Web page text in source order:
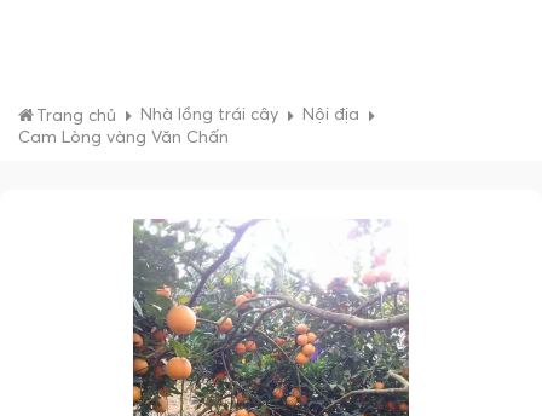
Trang chủ Nhà lồng trái cây
Nội địa
Cam Lòng vàng Văn Chấn